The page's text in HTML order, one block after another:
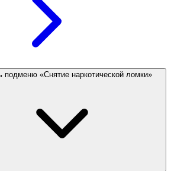
подменю «Снятие наркотической ломки»